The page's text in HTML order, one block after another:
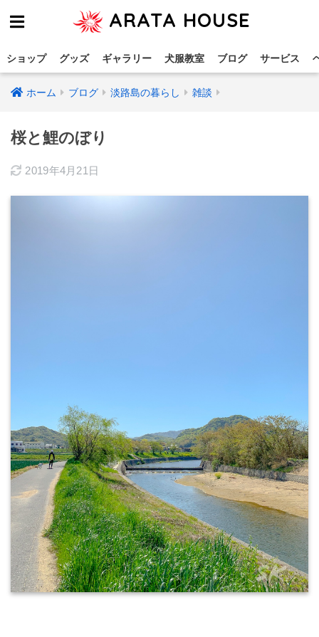
ARATA HOUSE
ショップ グッズ ギャラリー 犬服教室 ブログ サービス
ホーム ブログ 淡路島の暮らし 雑談
桜と鯉のぼり
2019年4月21日